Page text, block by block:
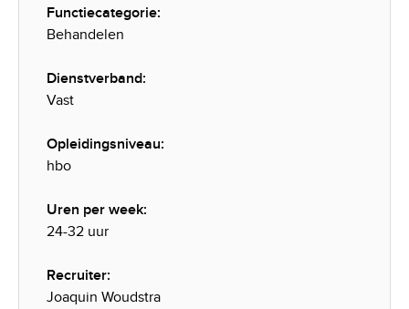
Functiecategorie:
Behandelen
Dienstverband:
Vast
Opleidingsniveau:
hbo
Uren per week:
24-32 uur
Recruiter:
Joaquin Woudstra